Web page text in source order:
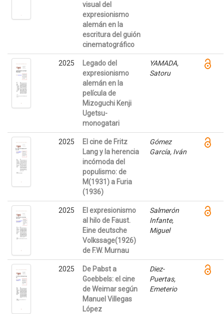
visual del
expresionismo
alemán en la
escritura del guión
cinematográfico
2025
Legado del
expresionismo
alemán en la
película de
Mizoguchi Kenji
Ugetsu-
monogatari
YAMADA,
Satoru
2025
El cine de Fritz
Lang y la herencia
incómoda del
populismo: de
M(1931) a Furia
(1936)
Gómez
García, Iván
2025
El expresionismo
al hilo de Faust.
Eine deutsche
Volkssage(1926)
de F.W. Murnau
Salmerón
Infante,
Miguel
2025
De Pabst a
Goebbels: el cine
de Weimar según
Manuel Villegas
López
Diez-
Puertas,
Emeterio